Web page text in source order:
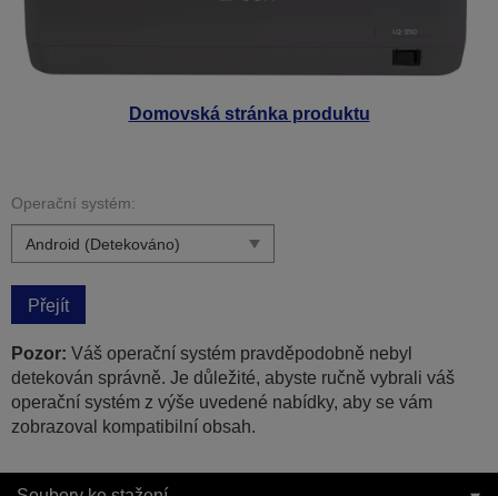
Domovská stránka produktu
Operační systém:
Přejít
Pozor: Váš operační systém pravděpodobně nebyl
detekován správně. Je důležité, abyste ručně vybrali váš
operační systém z výše uvedené nabídky, aby se vám
zobrazoval kompatibilní obsah.